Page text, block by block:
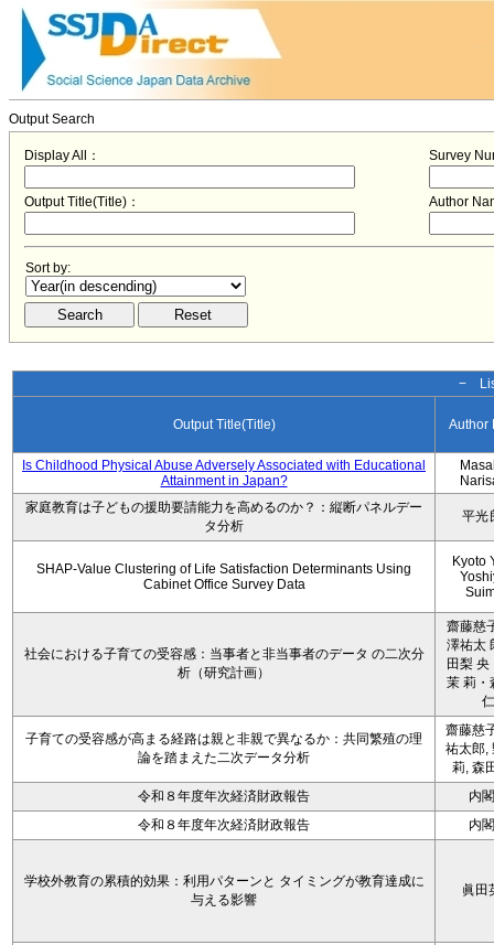
Output Search
Display All： Survey
Output Title(Title)： Author
Sort by:
−
Output Title(Title) Author
Is Childhood Physical Abuse Adversely Associated with Educational
Attainment in Japan?
家庭教育は子どもの援助要請能力を高めるのか？：縦断パネルデー
タ分析
平光
SHAP-Value Clustering of Life Satisfaction Determinants Using
Cabinet Office Survey Data
Kyoto
社会における子育ての受容感：当事者と非当事者のデータ の二次分
析（研究計画）
齋藤慈
澤祐太
田梨 央
茉 莉・
仁
子育ての受容感が高まる経路は親と非親で異なるか：共同繁殖の理
論を踏まえた二次データ分析
齋藤慈
祐太郎,
莉, 森
令和８年度年次経済財政報告
内
令和８年度年次経済財政報告
内
学校外教育の累積的効果：利用パターンと タイミングが教育達成に
与える影響
眞田